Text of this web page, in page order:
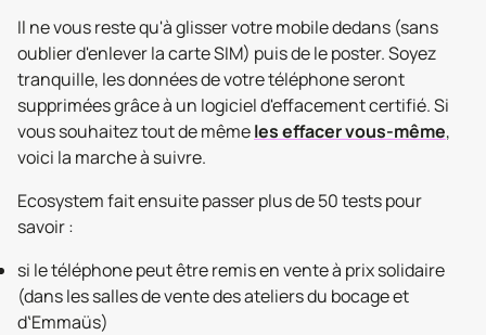
Il ne vous reste qu'à glisser votre mobile dedans (sans
oublier d'enlever la carte SIM) puis de le poster. Soyez
tranquille, les données de votre téléphone seront
supprimées grâce à un logiciel d'effacement certifié. Si
vous souhaitez tout de mêmeles effacer vous-même,
voici la marche à suivre.
Ecosystem fait ensuite passer plus de 50 tests pour
savoir :
si le téléphone peut être remis en vente à prix solidaire
(dans les salles de vente des ateliers du bocage et
d‛Emmaüs)